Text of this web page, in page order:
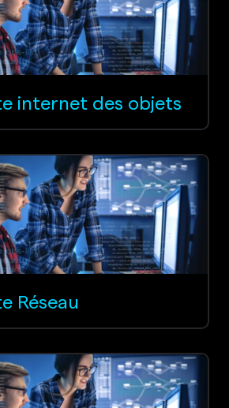
internet des objets
Réseau